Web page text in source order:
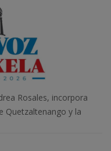
Rosales, incorpora
Quetzaltenango y la